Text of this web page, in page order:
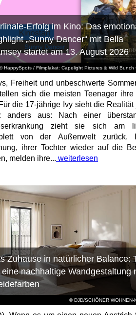
HappySpots / Filmplakat: Capelight Pictures & Wild Bunch
Erfolg im Kino: Das
„Sunny Dancer“ mit Bella
startet am 13. August 2026
Freiheit und unbeschwerte
sich die meisten Teenager ihre
die 17-jährige Ivy sieht die Realität
anders aus: Nach einer
zieht sie sich am
von der Außenwelt zurück.
ihrer Tochter wieder auf die
melden ihre... weiterlesen
© DJD/SCHÖNER WOHNEN-
Zuhause in natürlicher Balance:
eine nachhaltige Wandgestaltung